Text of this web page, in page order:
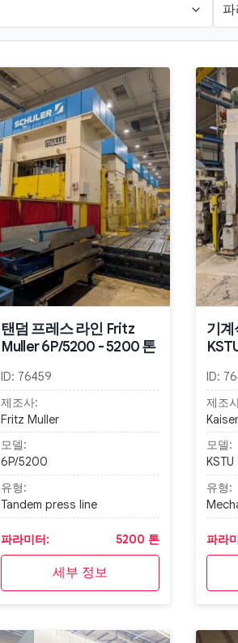
탠덤 프레스 라인 Fritz
Muller 6P/5200 - 5200 톤
ID: 76459
제조사:
Fritz Muller
모델:
6P/5200
유형:
Tandem press line
파라미터: 5200 톤
세부 정보
기계
ID:
제조
Kaiser
모델:
유형:
파라